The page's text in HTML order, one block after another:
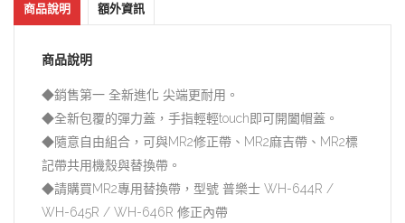
商品說明 額外資訊
商品說明
◆銷售第一 全新進化 尖端更耐用。
◆全新包覆的彈力蓋，手指輕輕touch即可開闔帽蓋。
◆隨意自由組合，可與MR2修正帶、MR2麻吉帶、MR2標
記帶共用機殼與替換帶。
◆請購買MR2專用替換帶，型號 普樂士 WH-644R /
WH-645R / WH-646R 修正內帶